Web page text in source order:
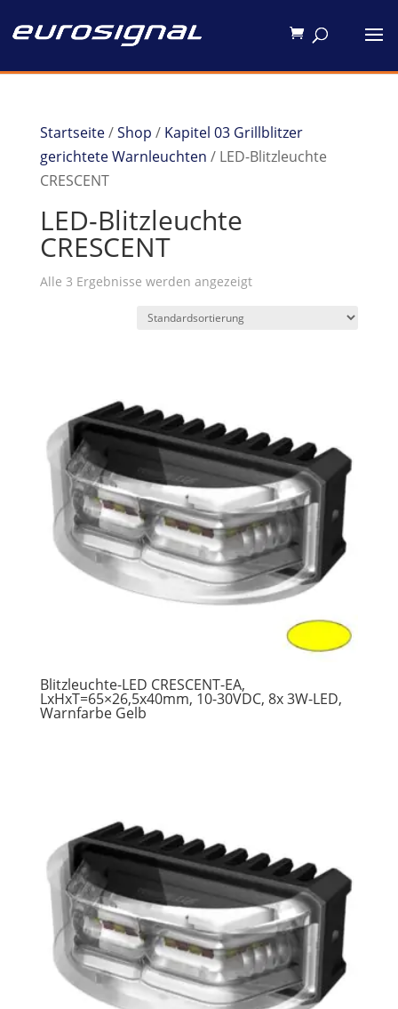
Startseite/Shop / Kapitel 03 Grillblitzer
gerichtete Warnleuchten / LED-Blitzleuchte
CRESCENT
LED-Blitzleuchte
CRESCENT
Alle 3 Ergebnisse werden angezeigt
Blitzleuchte-LED CRESCENT-EA,
LxHxT=65×26,5x40mm, 10-30VDC, 8x 3W-LED,
Warnfarbe Gelb